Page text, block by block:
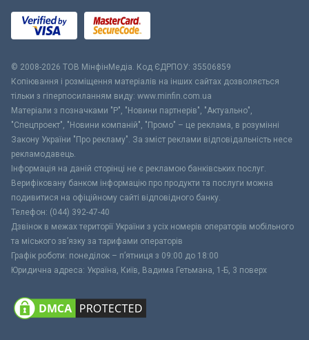
© 2008-2026 ТОВ МiнфiнМедiа. Код ЄДРПОУ: 35506859
Копіювання і розміщення матеріалів на інших сайтах дозволяється
тільки з гіперпосиланням виду: www.minfin.com.ua
Матеріали з позначками "Р", "Новини партнерів", "Актуально",
"Спецпроект", "Новини компаній", "Промо" – це реклама, в розумінні
Закону України "Про рекламу". За зміст реклами відповідальність несе
рекламодавець.
Інформація на даній сторінці не є рекламою банківських послуг.
Верифіковану банком інформацію про продукти та послуги можна
подивитися на офіційному сайті відповідного банку.
Телефон: (044) 392-47-40
Дзвінок в межах території України з усіх номерів операторів мобільного
та міського зв’язку за тарифами операторів
Графік роботи: понеділок – п’ятниця з 09:00 до 18:00
Юридична адреса: Україна, Київ, Вадима Гетьмана, 1-Б, 3 поверх